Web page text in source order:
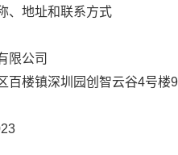
、地址和联系方式
限公司
百楼镇深圳园创智云谷4号楼9